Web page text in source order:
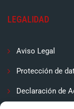
LEGALIDAD
Aviso Legal
Protección de
Declaración de